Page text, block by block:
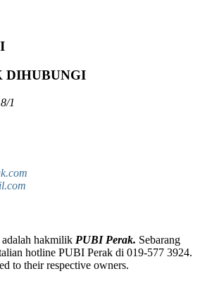
DIHUBUNGI
1
hakmilik PUBI Perak. Sebarang
hotline PUBI Perak di 019-577 3924.
to their respective owners.